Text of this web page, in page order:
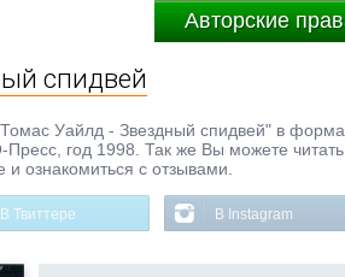
Авторские
спидвей
Уайлд - Звездный спидвей" в
год 1998. Так же Вы можете
ознакомиться с отзывами.
В Твиттере В Instagram